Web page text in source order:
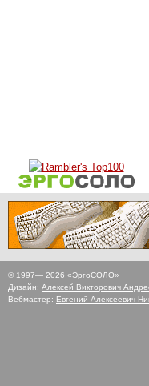
© 1997— 2026 «ЭргоСОЛО»
Дизайн: Алексей Викторович
Вебмастер: Евгений Алексеевич